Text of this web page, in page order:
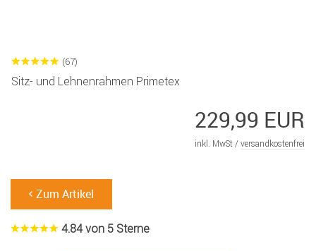
(67)
Sitz- und Lehnenrahmen Primetex
229,99 EUR
inkl. MwSt / versandkostenfrei
Zum Artikel
4.84 von 5 Sterne